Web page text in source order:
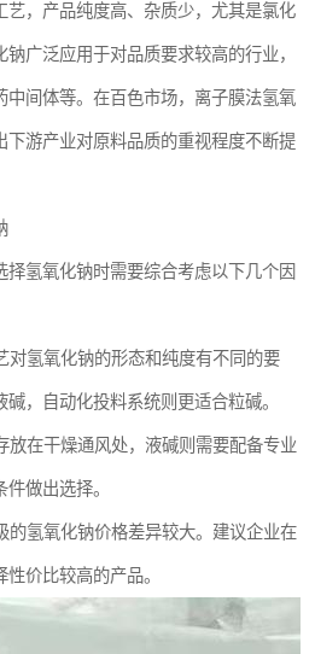
艺，产品纯度高、杂质少，尤其是氯化
广泛应用于对品质要求较高的行业，
中间体等。在百色市场，离子膜法氢氧
下游产业对原料品质的重视程度不断提
氢氧化钠时需要综合考虑以下几个因
对氢氧化钠的形态和纯度有不同的要
，自动化投料系统则更适合粒碱。
放在干燥通风处，液碱则需要配备专业
做出选择。
的氢氧化钠价格差异较大。建议企业在
价比较高的产品。